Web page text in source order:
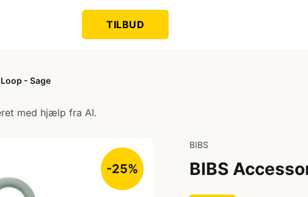
TILBUD
- Sage
med hjælp fra AI.
-25%
BIBS
BIBS